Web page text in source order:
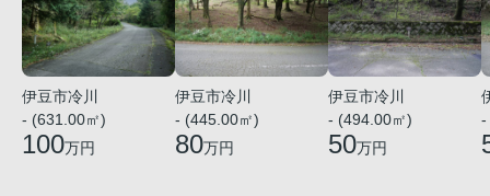
伊豆市冷川
- (631.00㎡)
100万円
伊豆市冷川
- (445.00㎡)
80万円
伊豆市冷川
- (494.00㎡)
50万円
-